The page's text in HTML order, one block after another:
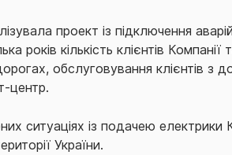
проект із підключення
років кількість клієнтів
обслуговування клієнтів з
центр.
ситуаціях із подачею
України.